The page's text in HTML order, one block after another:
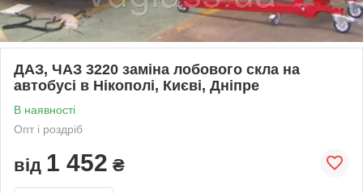
ДАЗ, ЧАЗ 3220 заміна лобового скла на
автобусі в Нікополі, Києві, Дніпре
В наявності
Опт і роздріб
від 1 452 ₴